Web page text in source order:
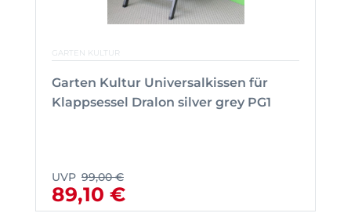
GARTEN KULTUR
Garten Kultur Universalkissen für
Klappsessel Dralon silver grey PG1
UVP 99,00 €
89,10 €